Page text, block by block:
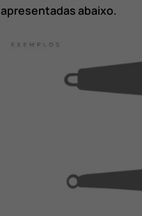
apresentadas abaixo.